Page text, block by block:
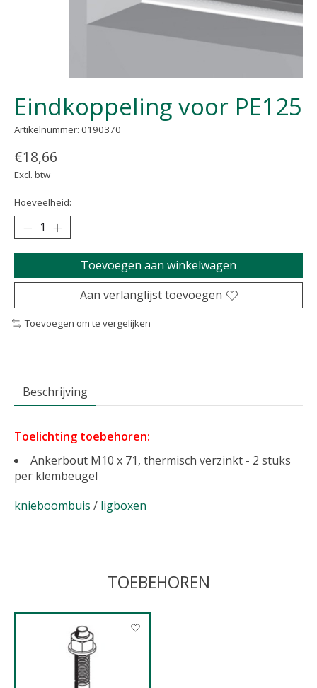
Eindkoppeling voor PE125
Artikelnummer: 0190370
€18,66
Excl. btw
Hoeveelheid:
Toevoegen aan winkelwagen
Aan verlanglijst toevoegen
Toevoegen om te vergelijken
Beschrijving
Toelichting toebehoren:
Ankerbout M10 x 71, thermisch verzinkt - 2 stuks
per klembeugel
knieboombuis / ligboxen
TOEBEHOREN
Items van productcarrousel